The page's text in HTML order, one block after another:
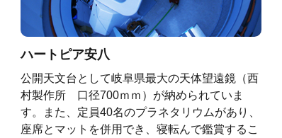
ハートピア安八
公開天文台として岐阜県最大の天体望遠鏡（西
村製作所 口径700ｍｍ）が納められていま
す。また、定員40名のプラネタリウムがあり、
座席とマットを併用でき、寝転んで鑑賞するこ